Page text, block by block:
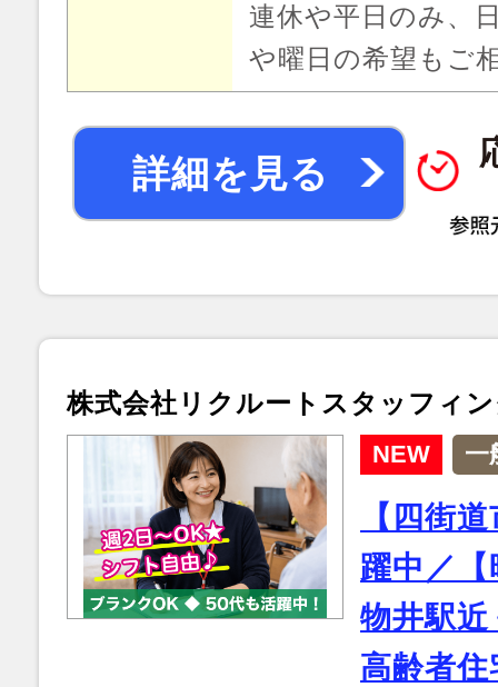
連休や平日のみ、
や曜日の希望もご
詳細を見る
株式会社リクルートスタッフィ
NEW 一
【四街
躍中／
物井駅
高齢者